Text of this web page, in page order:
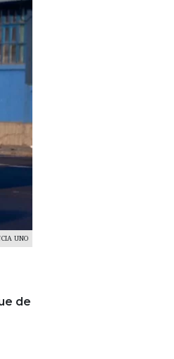
UNO
de